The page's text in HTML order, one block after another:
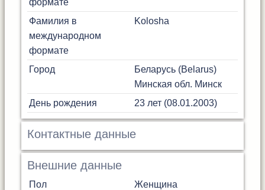
формате
Фамилия в
международном
формате
Kolosha
Город
Беларусь (Belarus)
Минская обл. Минск
День рождения
23 лет (08.01.2003)
Контактные данные
Внешние данные
Пол
Женщина